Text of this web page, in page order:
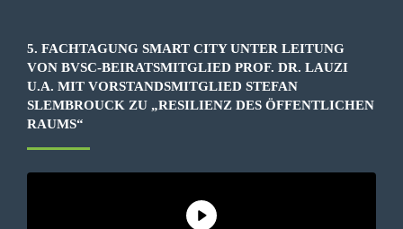
5. FACHTAGUNG SMART CITY UNTER LEITUNG
VON BVSC-BEIRATSMITGLIED PROF. DR. LAUZI
U.A. MIT VORSTANDSMITGLIED STEFAN
SLEMBROUCK ZU „RESILIENZ DES ÖFFENTLICHEN
RAUMS“